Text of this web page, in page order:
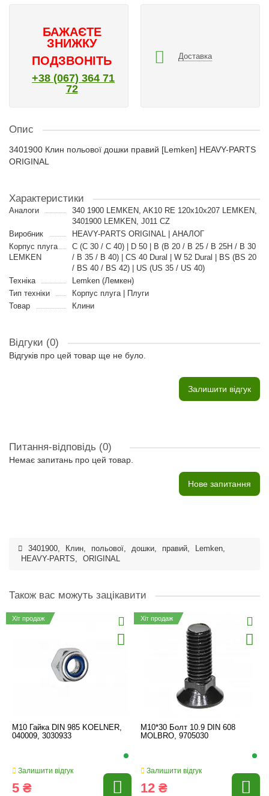
БАЖАЄТЕ
ЗНИЖКУ
ПОДЗВОНІТЬ
+38 (067) 364 71
72
Доставка
Опис
3401900 Клин польової дошки правий [Lemken] HEAVY-PARTS
ORIGINAL
Характеристики
Аналоги
340 1900 LEMKEN, AK10 RE 120x10x207 LEMKEN,
3401900 LEMKEN, J011 CZ
Виробник
HEAVY-PARTS ORIGINAL | АНАЛОГ
Корпус плуга
LEMKEN
C (C 30 / C 40) | D 50 | B (B 20 / B 25 / B 25H / B 30
/ B 35 / B 40) | CS 40 Dural | W 52 Dural | BS (BS 20
/ BS 40 / BS 42) | US (US 35 / US 40)
Техніка
Lemken (Лемкен)
Тип техніки
Корпус плуга | Плуги
Товар
Клини
Відгуки (0)
Відгуків про цей товар ще не було.
Залишити відгук
Питання-відповідь (0)
Немає запитань про цей товар.
Нове запитання
3401900, Клин, польової, дошки, правий, Lemken,
HEAVY-PARTS, ORIGINAL
Також вас можуть зацікавити
Хіт продаж
M10 Гайка DIN 985 KOELNER,
040009, 3030933
Залишити відгук
5 ₴
Хіт продаж
M10*30 Болт 10.9 DIN 608
MOLBRO, 9705030
Залишити відгук
12 ₴